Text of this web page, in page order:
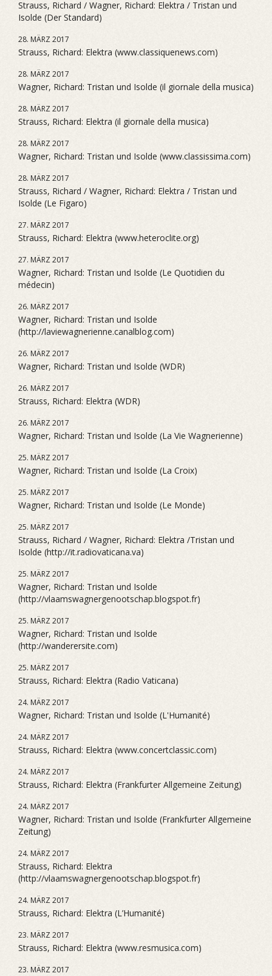
Strauss, Richard / Wagner, Richard: Elektra / Tristan und
Isolde (Der Standard)
28. MÄRZ 2017
Strauss, Richard: Elektra (www.classiquenews.com)
28. MÄRZ 2017
Wagner, Richard: Tristan und Isolde (il giornale della musica)
28. MÄRZ 2017
Strauss, Richard: Elektra (il giornale della musica)
28. MÄRZ 2017
Wagner, Richard: Tristan und Isolde (www.classissima.com)
28. MÄRZ 2017
Strauss, Richard / Wagner, Richard: Elektra / Tristan und
Isolde (Le Figaro)
27. MÄRZ 2017
Strauss, Richard: Elektra (www.heteroclite.org)
27. MÄRZ 2017
Wagner, Richard: Tristan und Isolde (Le Quotidien du
médecin)
26. MÄRZ 2017
Wagner, Richard: Tristan und Isolde
(http://laviewagnerienne.canalblog.com)
26. MÄRZ 2017
Wagner, Richard: Tristan und Isolde (WDR)
26. MÄRZ 2017
Strauss, Richard: Elektra (WDR)
26. MÄRZ 2017
Wagner, Richard: Tristan und Isolde (La Vie Wagnerienne)
25. MÄRZ 2017
Wagner, Richard: Tristan und Isolde (La Croix)
25. MÄRZ 2017
Wagner, Richard: Tristan und Isolde (Le Monde)
25. MÄRZ 2017
Strauss, Richard / Wagner, Richard: Elektra /Tristan und
Isolde (http://it.radiovaticana.va)
25. MÄRZ 2017
Wagner, Richard: Tristan und Isolde
(http://vlaamswagnergenootschap.blogspot.fr)
25. MÄRZ 2017
Wagner, Richard: Tristan und Isolde
(http://wanderersite.com)
25. MÄRZ 2017
Strauss, Richard: Elektra (Radio Vaticana)
24. MÄRZ 2017
Wagner, Richard: Tristan und Isolde (L'Humanité)
24. MÄRZ 2017
Strauss, Richard: Elektra (www.concertclassic.com)
24. MÄRZ 2017
Strauss, Richard: Elektra (Frankfurter Allgemeine Zeitung)
24. MÄRZ 2017
Wagner, Richard: Tristan und Isolde (Frankfurter Allgemeine
Zeitung)
24. MÄRZ 2017
Strauss, Richard: Elektra
(http://vlaamswagnergenootschap.blogspot.fr)
24. MÄRZ 2017
Strauss, Richard: Elektra (L’Humanité)
23. MÄRZ 2017
Strauss, Richard: Elektra (www.resmusica.com)
23. MÄRZ 2017